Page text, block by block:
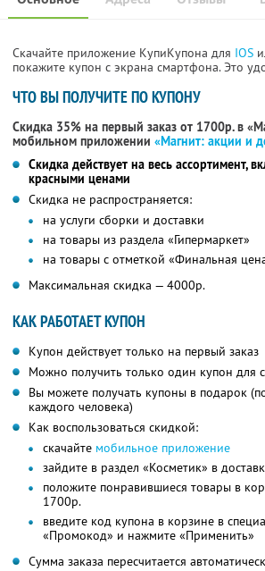
Скачайте приложение КупиКупона для IOS
покажите купон с экрана смартфона. Это
ЧТО ВЫ ПОЛУЧИТЕ ПО КУПОНУ
Скидка 35% на первый заказ от 1700р. в
мобильном приложении «Магнит: акции и
Скидка действует на весь ассортимент,
красными ценами
Скидка не распространяется:
на услуги сборки и доставки
на товары из раздела «Гипермаркет»
на товары с отметкой «Финальная
Максимальная скидка — 4000р.
КАК РАБОТАЕТ КУПОН
Купон действует только на первый заказ
Можно получить только один купон для
Вы можете получать купоны в подарок
каждого человека)
Как воспользоваться скидкой:
скачайте мобильное приложение
зайдите в раздел «Косметик» в
положите понравившиеся товары в
1700р.
введите код купона в корзине в
«Промокод» и нажмите «Применить»
Сумма заказа пересчитается